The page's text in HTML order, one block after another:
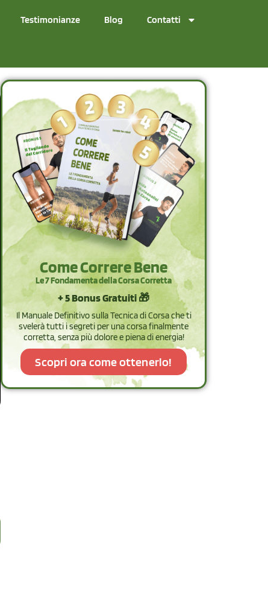
Testimonianze Blog Contatti
Come Correre Bene
Le 7 Fondamenta della Corsa Corretta
+ 5 Bonus Gratuiti 🎁
Il Manuale Definitivo sulla Tecnica di Corsa che ti
svelerà tutti i segreti per una corsa finalmente
corretta, senza più dolore e piena di energia!
Scopri ora come ottenerlo!